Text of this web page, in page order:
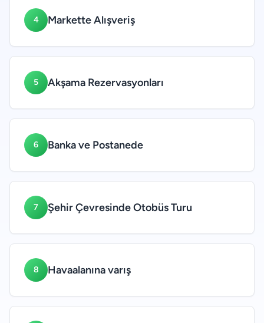
4 Markette Alışveriş
5 Akşama Rezervasyonları
6 Banka ve Postanede
7 Şehir Çevresinde Otobüs Turu
8 Havaalanına varış